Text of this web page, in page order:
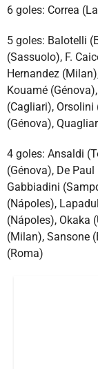
6 goles: Correa
5 goles: Balotelli
(Sassuolo), F.
Hernandez
Kouamé
(Cagliari),
(Génova),
4 goles: Ansaldi
(Génova), De
Gabbiadini
(Nápoles),
(Nápoles), Okaka
(Milan), Sansone
(Roma)